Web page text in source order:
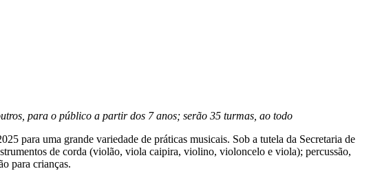
para o público a partir dos 7 anos; serão 35 turmas, ao todo
para uma grande variedade de práticas musicais. Sob a tutela da Secretaria de
de corda (violão, viola caipira, violino, violoncelo e viola); percussão,
para crianças.